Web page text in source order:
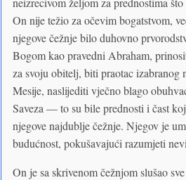
On nije težio za očevim bogatstvom,
njegove čežnje bilo duhovno
Bogom kao pravedni Abraham,
za svoju obitelj, biti praotac izabranog
Mesije, naslijediti vječno blago
Saveza — to su bile prednosti i čast
njegove najdublje čežnje. Njegov je
budućnost, pokušavajući razumjeti
On je sa skrivenom čežnjom slušao